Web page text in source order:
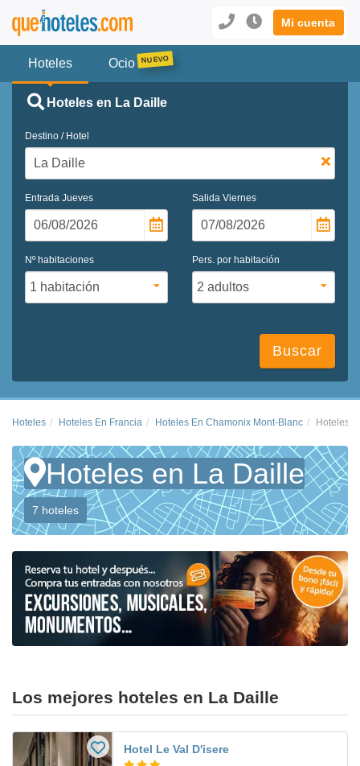
Mi cuenta
Hoteles Ocio
Hoteles en La Daille
Destino / Hotel
Entrada Jueves Salida Viernes
Nº habitaciones Pers. por habitación
Buscar
Hoteles Hoteles En Francia Hoteles En Chamonix Mont-Blanc Hoteles
Hoteles en La Daille
7 hoteles
Los mejores hoteles en La Daille
Hotel Le Val D'isere